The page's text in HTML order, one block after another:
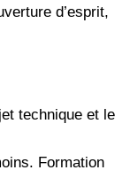
d’esprit,
technique et le
Formation